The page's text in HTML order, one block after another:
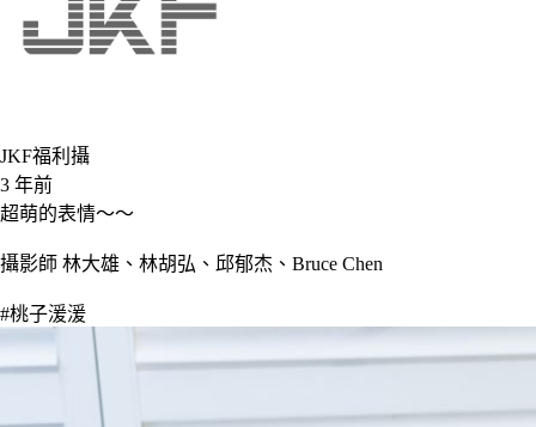
JKF福利攝
3 年前
超萌的表情～～
攝影師 林大雄、林胡弘、邱郁杰、Bruce Chen
#桃子湲湲